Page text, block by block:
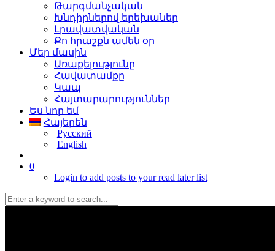
Թարգմանչական
Խնդիրներով երեխաներ
Լրավատվական
Քո հրաշքն ամեն օր
Մեր մասին
Առաքելությունը
Հավատամքը
Կապ
Հայտարարություններ
Ես նոր եմ
Հայերեն
Русский
English
0
Login to add posts to your read later list